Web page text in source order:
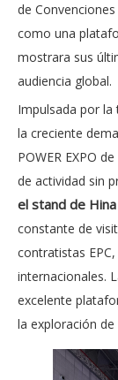
de
como una
mostrara sus
audiencia global.
Impulsada por la
la creciente
POWER EXPO
de actividad sin
el stand de
constante de
contratistas
internacionales.
excelente
la exploración